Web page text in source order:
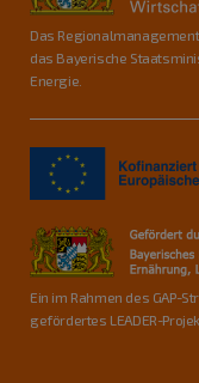
Das
das Bayerische
Energie.
Ein im Rahmen des GAP-
gefördertes LEADER-